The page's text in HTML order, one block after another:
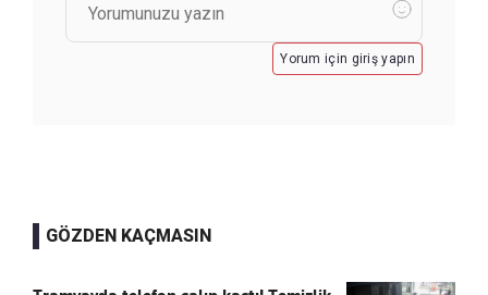
Yorum için giriş yapın
GÖZDEN KAÇMASIN